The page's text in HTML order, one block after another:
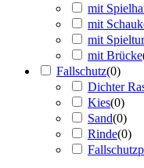
mit
mit
mit
mit Brücke
Fallschutz(0)
Dichter
Kies(0)
Sand(0)
Rinde(0)